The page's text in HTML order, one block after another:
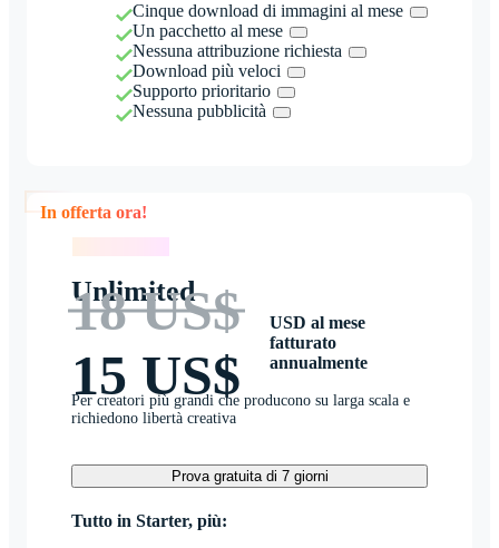
Cinque download di immagini al mese
Un pacchetto al mese
Nessuna attribuzione richiesta
Download più veloci
Supporto prioritario
Nessuna pubblicità
Unlimited
18 US$
15 US$
USD al mese
fatturato
annualmente
Per creatori più grandi che producono su larga scala e
richiedono libertà creativa
Prova gratuita di 7 giorni
Tutto in Starter, più: